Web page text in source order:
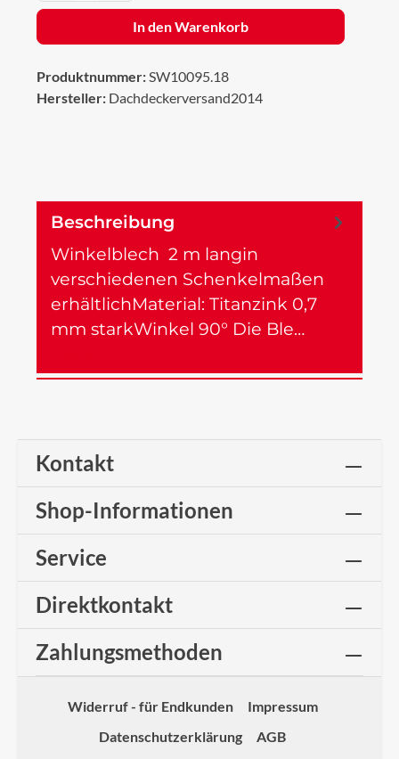
In den Warenkorb
Produktnummer:SW10095.18
Hersteller: Dachdeckerversand2014
Beschreibung
Winkelblech 2 m langin
verschiedenen Schenkelmaßen
erhältlichMaterial: Titanzink 0,7
mm starkWinkel 90° Die Ble…
Kontakt
Shop-Informationen
Service
Direktkontakt
Zahlungsmethoden
Widerruf - für Endkunden
Impressum
Datenschutzerklärung
AGB